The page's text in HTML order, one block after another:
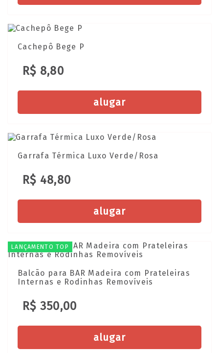
Cachepô Bege P
R$ 8,80
alugar
Garrafa Térmica Luxo Verde/Rosa
R$ 48,80
alugar
LANÇAMENTO TOP
Balcão para BAR Madeira com Prateleiras
Internas e Rodinhas Removíveis
R$ 350,00
alugar